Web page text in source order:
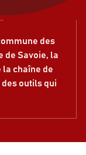
des
de Savoie, la
la chaîne de
outils qui